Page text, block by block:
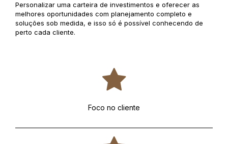
Personalizar uma carteira de investimentos e oferecer as
melhores oportunidades com planejamento completo e
soluções sob medida, e isso só é possível conhecendo de
perto cada cliente.
Foco no cliente